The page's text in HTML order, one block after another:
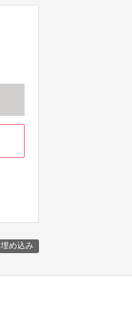
埋め込み